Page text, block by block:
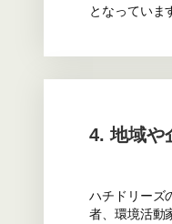
となっていま
4. 地域や
ハチドリーズ
者、環境活動